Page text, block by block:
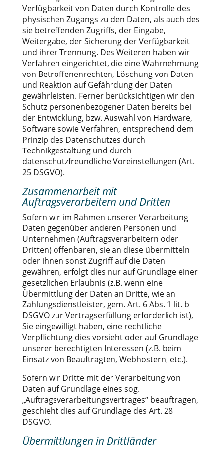
Verfügbarkeit von Daten durch Kontrolle des
physischen Zugangs zu den Daten, als auch des
sie betreffenden Zugriffs, der Eingabe,
Weitergabe, der Sicherung der Verfügbarkeit
und ihrer Trennung. Des Weiteren haben wir
Verfahren eingerichtet, die eine Wahrnehmung
von Betroffenenrechten, Löschung von Daten
und Reaktion auf Gefährdung der Daten
gewährleisten. Ferner berücksichtigen wir den
Schutz personenbezogener Daten bereits bei
der Entwicklung, bzw. Auswahl von Hardware,
Software sowie Verfahren, entsprechend dem
Prinzip des Datenschutzes durch
Technikgestaltung und durch
datenschutzfreundliche Voreinstellungen (Art.
25 DSGVO).
Zusammenarbeit mit
Auftragsverarbeitern und Dritten
Sofern wir im Rahmen unserer Verarbeitung
Daten gegenüber anderen Personen und
Unternehmen (Auftragsverarbeitern oder
Dritten) offenbaren, sie an diese übermitteln
oder ihnen sonst Zugriff auf die Daten
gewähren, erfolgt dies nur auf Grundlage einer
gesetzlichen Erlaubnis (z.B. wenn eine
Übermittlung der Daten an Dritte, wie an
Zahlungsdienstleister, gem. Art. 6 Abs. 1 lit. b
DSGVO zur Vertragserfüllung erforderlich ist),
Sie eingewilligt haben, eine rechtliche
Verpflichtung dies vorsieht oder auf Grundlage
unserer berechtigten Interessen (z.B. beim
Einsatz von Beauftragten, Webhostern, etc.).
Sofern wir Dritte mit der Verarbeitung von
Daten auf Grundlage eines sog.
„Auftragsverarbeitungsvertrages“ beauftragen,
geschieht dies auf Grundlage des Art. 28
DSGVO.
Übermittlungen in Drittländer